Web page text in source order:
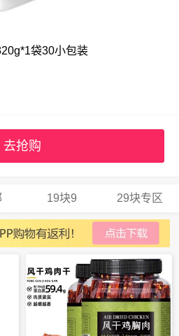
袋30小包装
去抢购
19块9 29块专区